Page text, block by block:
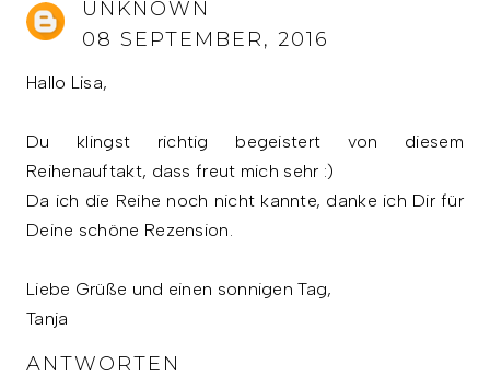
UNKNOWN
08 SEPTEMBER, 2016
Hallo Lisa,
Du klingst richtig begeistert von diesem
Reihenauftakt, dass freut mich sehr :)
Da ich die Reihe noch nicht kannte, danke ich Dir für
Deine schöne Rezension.
Liebe Grüße und einen sonnigen Tag,
Tanja
ANTWORTEN